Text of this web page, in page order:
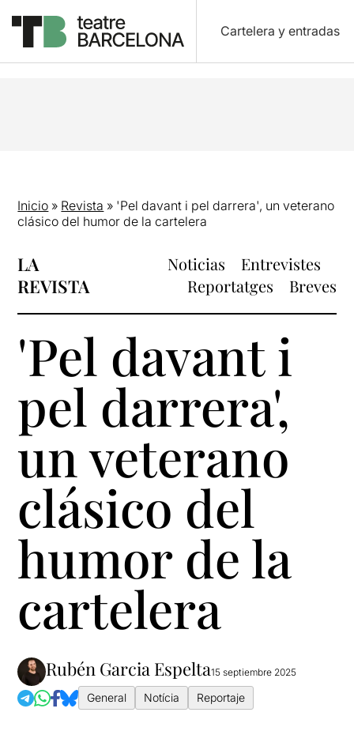
Cartelera y entradas
Inicio » Revista » 'Pel davant i pel darrera', un veterano
clásico del humor de la cartelera
LA
REVISTA
Noticias
Entrevistes
Reportatges
Breves
'Pel davant i
pel darrera',
un veterano
clásico del
humor de la
cartelera
Rubén Garcia Espelta15 septiembre 2025
General Notícia Reportaje